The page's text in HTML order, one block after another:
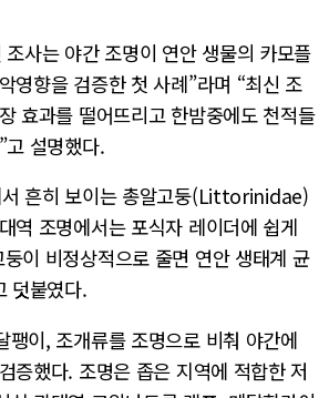
사는 야간 조명이 연안 생물의 카모플
영향을 검증한 첫 사례”라며 “최신 조
효과를 떨어뜨리고 한밤중에도 천적들
고 설명했다.
서 흔히 보이는 총알고둥(Littorinidae)
역 조명에서는 포식자 레이더에 쉽게
이 비정상적으로 줄면 연안 생태계 균
덧붙였다.
팽이, 조개류를 조명으로 비춰 야간에
증했다. 조명은 좁은 지역에 적합한 저